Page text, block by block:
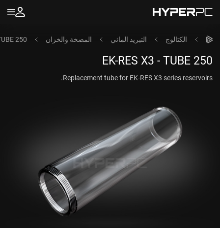
الكتالوج التبريد المائي المضخة والخزان 250
EK-RES X3 - TUBE 250
Replacement tube for EK-RES X3 series reservoirs.